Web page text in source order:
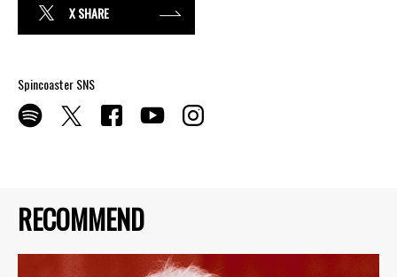
RECOMMEND
X SHARE
Spincoaster SNS